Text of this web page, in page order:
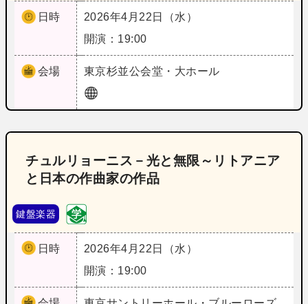
日時
2026年4月22日（水）
開演：19:00
会場 東京杉並公会堂・大ホール
チュルリョーニス－光と無限～リトアニア
と日本の作曲家の作品
鍵盤楽器
日時
2026年4月22日（水）
開演：19:00